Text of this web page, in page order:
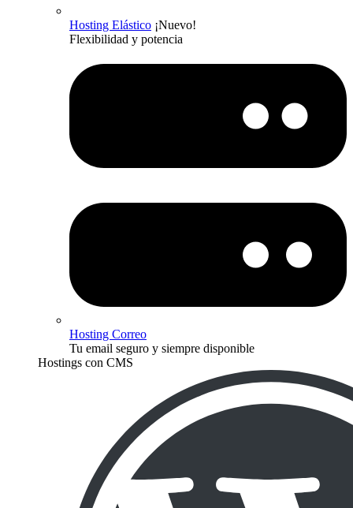
Hosting Elástico ¡Nuevo!
Flexibilidad y potencia
Hosting Correo
Tu email seguro y siempre disponible
Hostings con CMS